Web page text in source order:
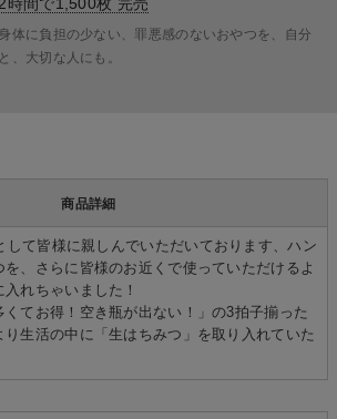
時間で1,500枚 完売
身体に負担の少ない、罪悪感のないおやつを、自分
と、大切な人にも。
商品詳細
して皆様に親しんでいただいております、ハン
を、さらに皆様のお近くで使っていただけるよ
れちゃいました！
くてお得！空き瓶が出ない！」の3拍子揃った
生活の中に「生はちみつ」を取り入れていた